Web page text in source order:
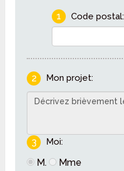
1 Code postal:
2 Mon projet:
3 Moi:
M. Mme